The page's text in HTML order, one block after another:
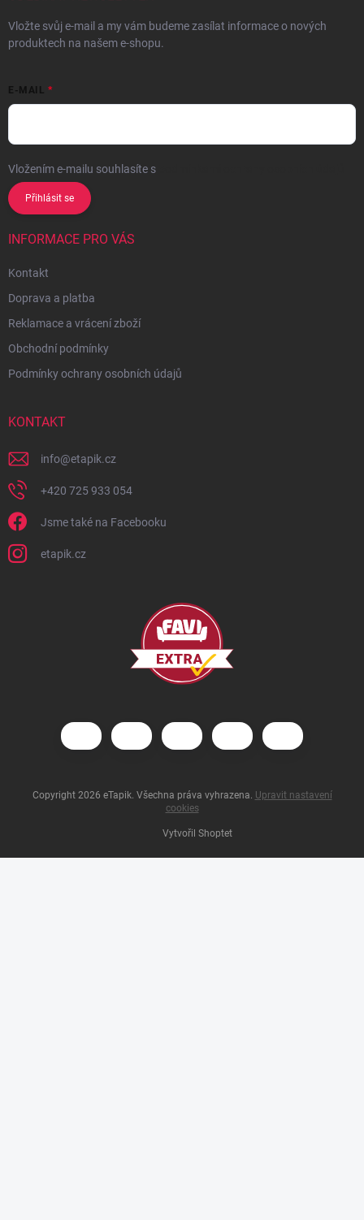
Vložte svůj e-mail a my vám budeme zasílat informace o nových
produktech na našem e-shopu.
E-MAIL
Vložením e-mailu souhlasíte s
Přihlásit se
INFORMACE PRO VÁS
Kontakt
Doprava a platba
Reklamace a vrácení zboží
Obchodní podmínky
Podmínky ochrany osobních údajů
KONTAKT
info@etapik.cz
+420 725 933 054
Jsme také na Facebooku
etapik.cz
Vytvořil Shoptet
Copyright 2026 eTapik. Všechna práva vyhrazena. Upravit nastavení
cookies